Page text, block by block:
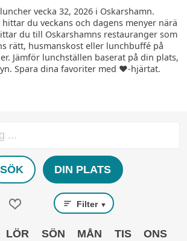
vecka 32, 2026 i Oskarshamn.
du veckans och dagens menyer närä
du till Oskarshamns restauranger som
rätt, husmanskost eller lunchbuffé på
Jämför lunchställen baserat på din plats,
Spara dina favoriter med ❤️-hjärtat.
SÖK DIN PLATS
Filter ▼
LÖR SÖN MÅN TIS ONS